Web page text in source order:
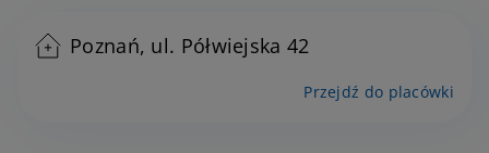
Poznań, ul. Półwiejska 42
Przejdź do placówki